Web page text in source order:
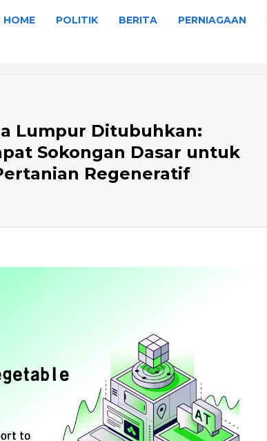
HOME POLITIK BERITA PERNIAGAAN
Lumpur Ditubuhkan:
Sokongan Dasar untuk
Regeneratif